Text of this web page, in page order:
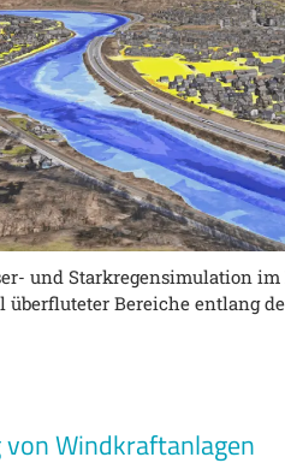
und Starkregensimulation
Bereiche entlang
Windkraftanlagen